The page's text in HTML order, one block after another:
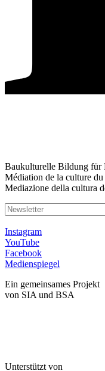
Baukulturelle Bildung für
Médiation de la culture
Mediazione della cultura
Instagram
YouTube
Facebook
Medienspiegel
Ein gemeinsames Projekt
von SIA und BSA
Unterstützt von